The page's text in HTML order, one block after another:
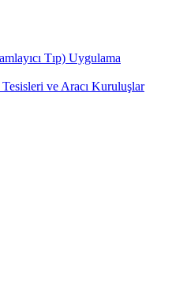
Tıp) Uygulama
ve Aracı Kuruluşlar